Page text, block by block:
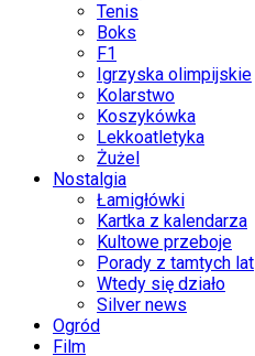
Tenis
Boks
F1
Igrzyska olimpijskie
Kolarstwo
Koszykówka
Lekkoatletyka
Żużel
Nostalgia
Łamigłówki
Kartka z kalendarza
Kultowe przeboje
Porady z tamtych lat
Wtedy się działo
Silver news
Ogród
Film